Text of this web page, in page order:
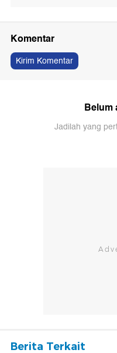
Komentar
Kirim Komentar
Belum
Jadilah yang
Berita Terkait